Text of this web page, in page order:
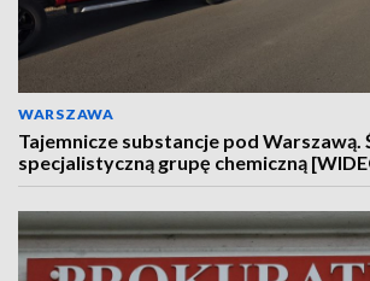
WARSZAWA
Tajemnicze substancje pod Warszawą.
specjalistyczną grupę chemiczną